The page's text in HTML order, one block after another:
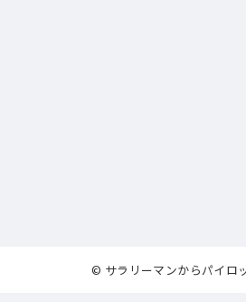
© サラリーマンからパイロ